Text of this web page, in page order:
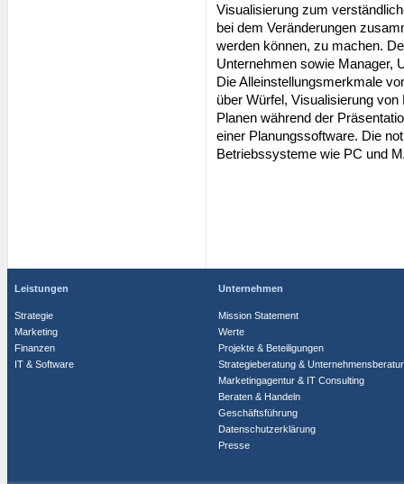
Visualisierung zum
bei dem Veränderungen
werden können, zu machen.
Unternehmen sowie Manager,
Die Alleinstellungsmerkmale
über Würfel, Visualisierung
Planen während der
einer Planungssoftware. Die
Betriebssysteme wie PC und
Leistungen
Strategie
Marketing
Finanzen
IT & Software
Unternehmen
Mission Statement
Werte
Projekte & Beteiligungen
Strategieberatung &
Marketingagentur & IT Consulting
Beraten & Handeln
Geschäftsführung
Datenschutzerklärung
Presse